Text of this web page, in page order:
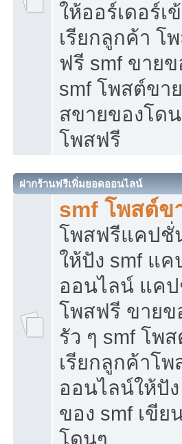
ให้ออร์เดอร์เ
เรียกลูกค้า โ
ฟรี smf ขาย
smf โพสต์ขา
สขายของโด
โพสฟรี
ฝากร้านฟรีเพิ่มยอดออนไลน์
smf โพสต์ข
โพสฟรีแคปชั่
ให้ปัง smf แ
ออนไลน์ แค
โพสฟรี ขายข
รัว ๆ smf โพ
เรียกลูกค้าโ
ออนไลน์ให้ปั
ของ smf เขี
โดนๆ